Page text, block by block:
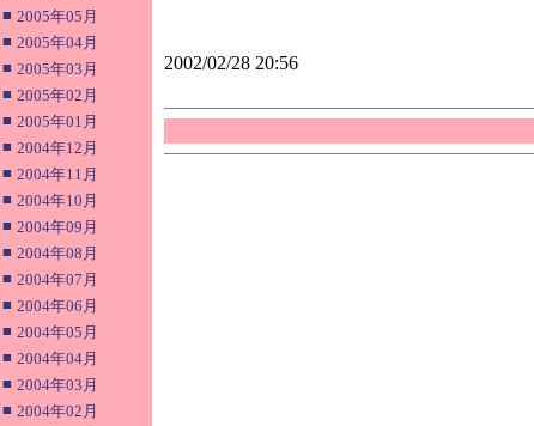
■ 2005年05月
■ 2005年04月
■ 2005年03月
■ 2005年02月
■ 2005年01月
■ 2004年12月
■ 2004年11月
■ 2004年10月
■ 2004年09月
■ 2004年08月
■ 2004年07月
■ 2004年06月
■ 2004年05月
■ 2004年04月
■ 2004年03月
■ 2004年02月
2002/02/28 20:56